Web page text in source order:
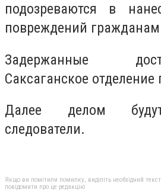
подозреваются в
повреждений
Задержанные
Саксаганское
Далее делом
следователи.
Якщо ви помітили помилку, виділіть необхідний
повідомити про це редакцію